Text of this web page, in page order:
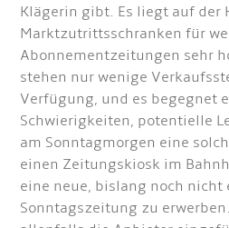
Klägerin gibt. Es liegt auf der
Marktzutrittsschranken für
Abonnementzeitungen sehr
stehen nur wenige
Verfügung, und es begegnet
Schwierigkeiten, potentielle
am Sonntagmorgen eine
einen Zeitungskiosk im
eine neue, bislang noch nicht
Sonntagszeitung zu